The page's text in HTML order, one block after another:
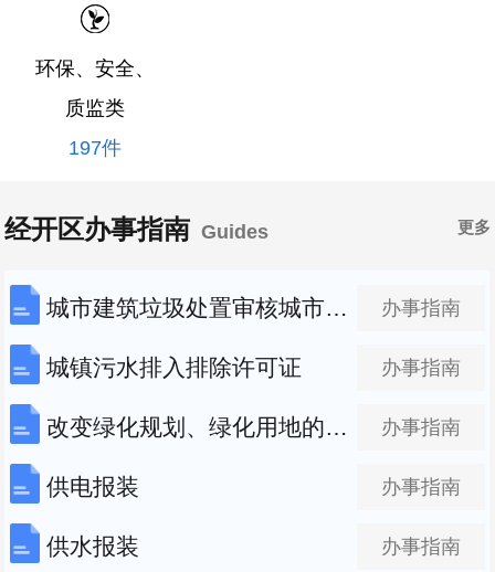
环保、安全、
质监类
197件
经开区办事指南 Guides 更多
城市建筑垃圾处置审核城市建筑垃圾处置审核 办事指南
城镇污水排入排除许可证 办事指南
改变绿化规划、绿化用地的使用性质审批 办事指南
供电报装 办事指南
供水报装 办事指南